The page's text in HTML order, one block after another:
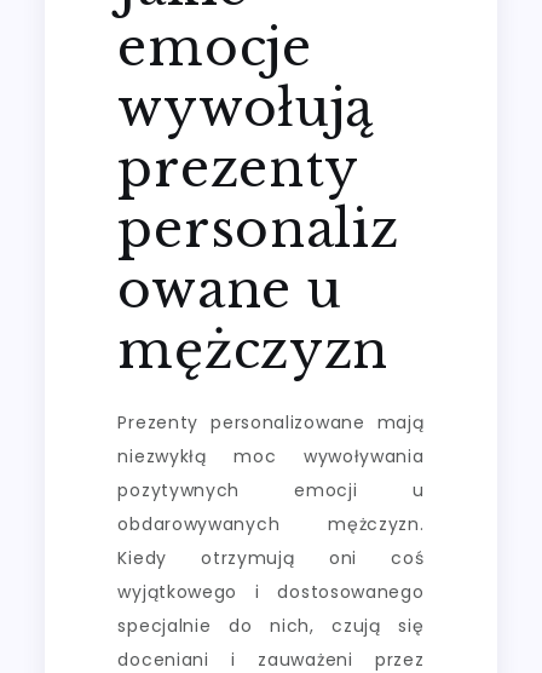
emocje
wywołują
prezenty
personaliz
owane u
mężczyzn
Prezenty personalizowane mają
niezwykłą moc wywoływania
pozytywnych emocji u
obdarowywanych mężczyzn.
Kiedy otrzymują oni coś
wyjątkowego i dostosowanego
specjalnie do nich, czują się
doceniani i zauważeni przez